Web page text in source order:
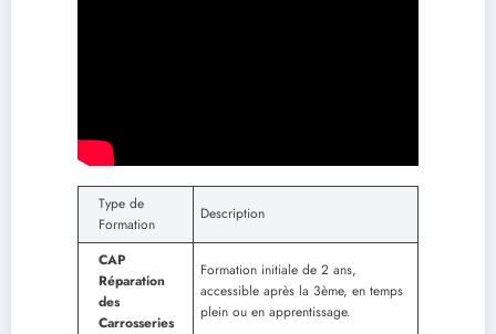
Type de
Formation
Description
CAP
Réparation
des
Carrosseries
Formation initiale de 2 ans,
accessible après la 3ème, en temps
plein ou en apprentissage.